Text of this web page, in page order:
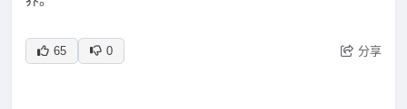
65 0 分享